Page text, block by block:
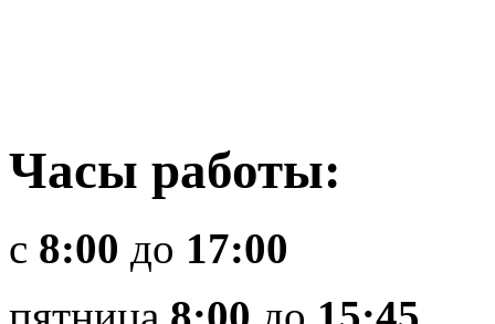
Часы работы:
c 8:00 до 17:00